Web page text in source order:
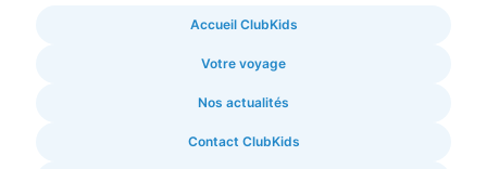
Accueil ClubKids
Votre voyage
Nos actualités
Contact ClubKids